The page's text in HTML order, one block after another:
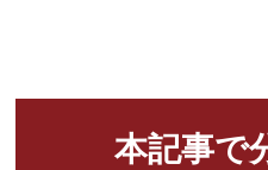
本記事で